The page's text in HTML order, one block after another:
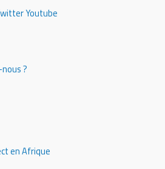
Youtube
?
en Afrique